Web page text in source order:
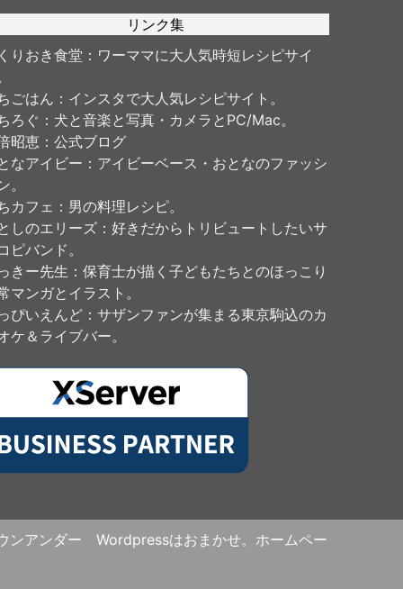
リンク集
りおき食堂 ：ワーママに大人気時短レシピサイ
ごはん ：インスタで大人気レシピサイト。
ろぐ ：犬と音楽と写真・カメラとPC/Mac。
昭恵：公式ブログ
なアイビー ：アイビーベース・おとなのファッシ
。
カフェ ：男の料理レシピ。
しのエリーズ：好きだからトリビュートしたいサ
ピバンド。
きー先生 ：保育士が描く子どもたちとのほっこり
マンガとイラスト。
ぴいえんど：サザンファンが集まる東京駒込のカ
ケ＆ライブバー。
ンアンダー Wordpressはおまかせ。ホームペー